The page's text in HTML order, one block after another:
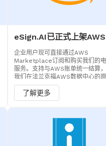
企业用户现可直接通过AWS
Marketplace订阅和购买我们的
服务。支持与AWS账单统一结算
我们在法兰克福AWS数据中心的
署，确保欧洲业务的数据合规与卓
能。了解更多